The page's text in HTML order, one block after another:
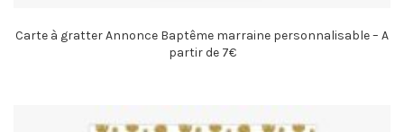
Carte à gratter Annonce Baptême marraine personnalisable – A
partir de 7€